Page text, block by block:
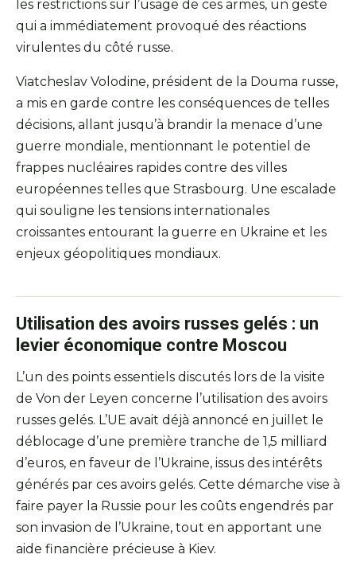
les restrictions sur l’usage de ces armes, un geste
qui a immédiatement provoqué des réactions
virulentes du côté russe.
Viatcheslav Volodine, président de la Douma russe,
a mis en garde contre les conséquences de telles
décisions, allant jusqu’à brandir la menace d’une
guerre mondiale, mentionnant le potentiel de
frappes nucléaires rapides contre des villes
européennes telles que Strasbourg. Une escalade
qui souligne les tensions internationales
croissantes entourant la guerre en Ukraine et les
enjeux géopolitiques mondiaux.
Utilisation des avoirs russes gelés : un
levier économique contre Moscou
L’un des points essentiels discutés lors de la visite
de Von der Leyen concerne l’utilisation des avoirs
russes gelés. L’UE avait déjà annoncé en juillet le
déblocage d’une première tranche de 1,5 milliard
d’euros, en faveur de l’Ukraine, issus des intérêts
générés par ces avoirs gelés. Cette démarche vise à
faire payer la Russie pour les coûts engendrés par
son invasion de l’Ukraine, tout en apportant une
aide financière précieuse à Kiev.